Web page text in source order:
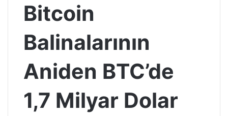
Bitcoin
Balinalarının
Aniden BTC’de
1,7 Milyar Dolar